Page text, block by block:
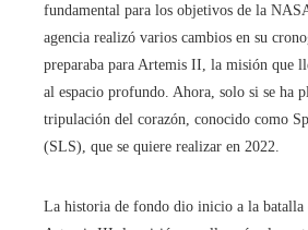
fundamental para los objetivos de la
agencia realizó varios cambios en su
preparaba para Artemis II, la misión que
al espacio profundo. Ahora, solo si se ha
tripulación del corazón, conocido como
(SLS), que se quiere realizar en 2022.
La historia de fondo dio inicio a la batalla